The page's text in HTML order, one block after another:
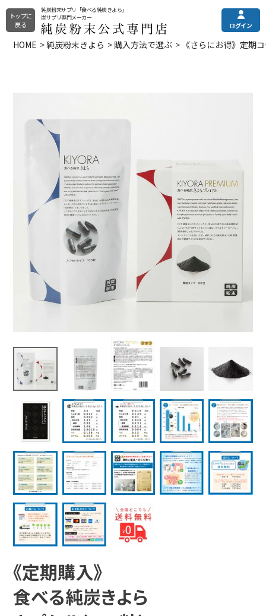
トップに
戻る
純炭粉末サプリ「食べる純炭きよら」
炭サプリ専門メーカー
ログイン
HOME 純炭粉末きよら 購入方法で選ぶ 《さらにお得》定期
《定期購入》
食べる純炭きよら
よくある質問
クレアチニンでは分からない
eGFR（残腎機能）の調べ方
健康に関する記事を読む
定期購入（申込/休会/退会）
お試し商品 まとめ買い
選び方でお悩みの方はこちら
フォームからお問い合わせ
お問い合わせフォーム
よくある質問